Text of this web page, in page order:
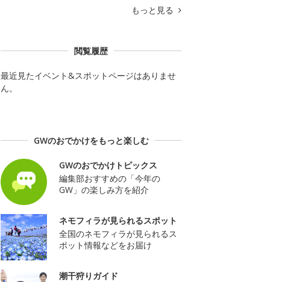
もっと見る
閲覧履歴
最近見たイベント&スポットページはありませ
ん。
GWのおでかけをもっと楽しむ
GWのおでかけトピックス
編集部おすすめの「今年の
GW」の楽しみ方を紹介
ネモフィラが見られるスポット
全国のネモフィラが見られるス
ポット情報などをお届け
潮干狩りガイド